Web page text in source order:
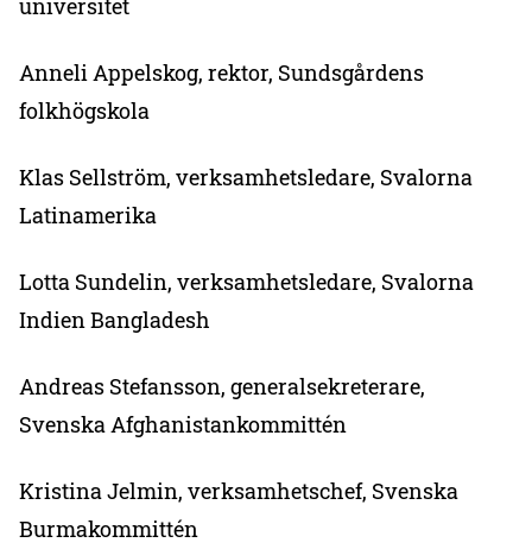
universitet
Anneli Appelskog, rektor, Sundsgårdens
folkhögskola
Klas Sellström, verksamhetsledare, Svalorna
Latinamerika
Lotta Sundelin, verksamhetsledare, Svalorna
Indien Bangladesh
Andreas Stefansson, generalsekreterare,
Svenska Afghanistankommittén
Kristina Jelmin, verksamhetschef, Svenska
Burmakommittén